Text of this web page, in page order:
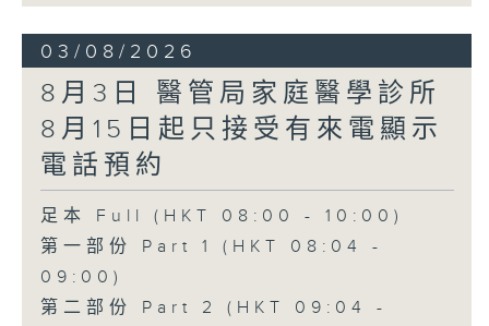
03/08/2026
8月3日 醫管局家庭醫學診所
8月15日起只接受有來電顯示
電話預約
足本 Full (HKT 08:00 - 10:00)
第一部份 Part 1 (HKT 08:04 -
09:00)
第二部份 Part 2 (HKT 09:04 -